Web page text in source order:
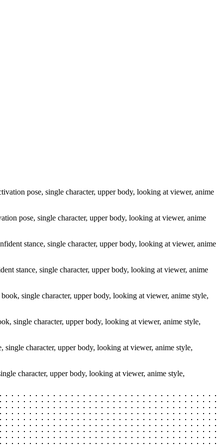
pose, single character, upper body, looking at viewer, anime
stance, single character, upper body, looking at viewer, anime
single character, upper body, looking at viewer, anime style,
character, upper body, looking at viewer, anime style,